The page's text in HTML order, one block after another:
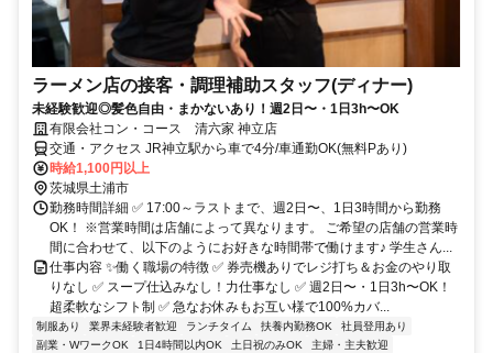
ラーメン店の接客・調理補助スタッフ(ディナー)
未経験歓迎◎髪色自由・まかないあり！週2日〜・1日3h〜OK
有限会社コン・コース 清六家 神立店
交通・アクセス JR神立駅から車で4分/車通勤OK(無料Pあり)
時給1,100円以上
茨城県土浦市
勤務時間詳細 ✅ 17:00～ラストまで、週2日〜、1日3時間から勤務
OK！ ※営業時間は店舗によって異なります。 ご希望の店舗の営業時
間に合わせて、以下のようにお好きな時間帯で働けます♪ 学生さん...
仕事内容 ✨働く職場の特徴 ✅ 券売機ありでレジ打ち＆お金のやり取
りなし ✅ スープ仕込みなし！力仕事なし ✅ 週2日〜・1日3h〜OK！
超柔軟なシフト制 ✅ 急なお休みもお互い様で100%カバ...
制服あり 業界未経験者歓迎 ランチタイム 扶養内勤務OK
社員登用あり
副業・WワークOK
1日4時間以内OK 土日祝のみOK
主婦・主夫歓迎